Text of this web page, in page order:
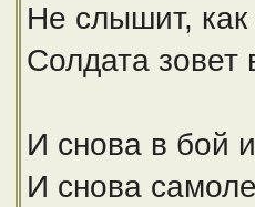
Не слышит, как
Солдата зовет
И снова в бой
И снова